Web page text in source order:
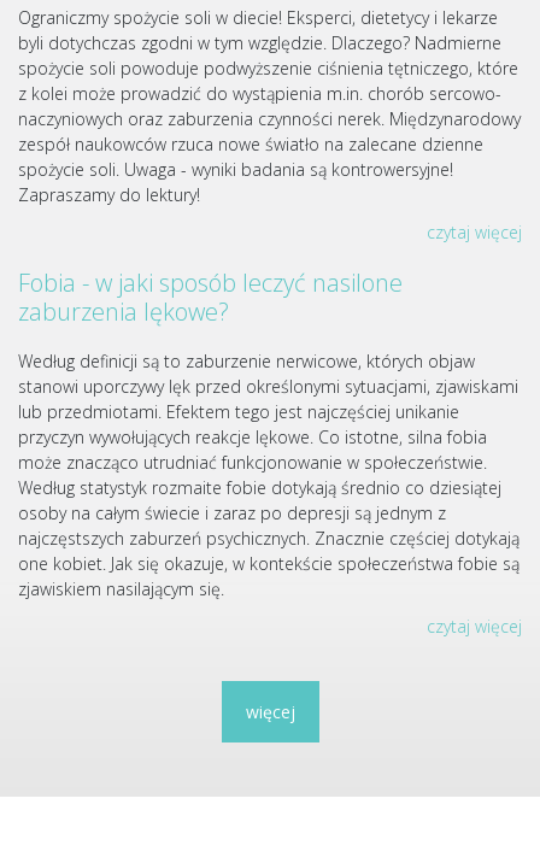
Ograniczmy spożycie soli w diecie! Eksperci, dietetycy i lekarze
byli dotychczas zgodni w tym względzie. Dlaczego? Nadmierne
spożycie soli powoduje podwyższenie ciśnienia tętniczego, które
z kolei może prowadzić do wystąpienia m.in. chorób sercowo-
naczyniowych oraz zaburzenia czynności nerek. Międzynarodowy
zespół naukowców rzuca nowe światło na zalecane dzienne
spożycie soli. Uwaga - wyniki badania są kontrowersyjne!
Zapraszamy do lektury!
czytaj więcej
Fobia - w jaki sposób leczyć nasilone
zaburzenia lękowe?
Według definicji są to zaburzenie nerwicowe, których objaw
stanowi uporczywy lęk przed określonymi sytuacjami, zjawiskami
lub przedmiotami. Efektem tego jest najczęściej unikanie
przyczyn wywołujących reakcje lękowe. Co istotne, silna fobia
może znacząco utrudniać funkcjonowanie w społeczeństwie.
Według statystyk rozmaite fobie dotykają średnio co dziesiątej
osoby na całym świecie i zaraz po depresji są jednym z
najczęstszych zaburzeń psychicznych. Znacznie częściej dotykają
one kobiet. Jak się okazuje, w kontekście społeczeństwa fobie są
zjawiskiem nasilającym się.
czytaj więcej
więcej